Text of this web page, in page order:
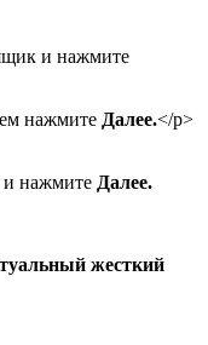
и нажмите
нажмите Далее.</р>
и нажмите Далее.
жесткий